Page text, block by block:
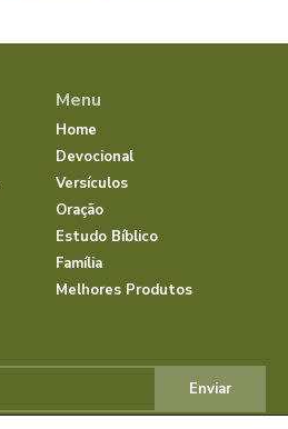
Menu
Home
Devocional
Versículos
Oração
Estudo Bíblico
Família
Melhores Produtos
Enviar